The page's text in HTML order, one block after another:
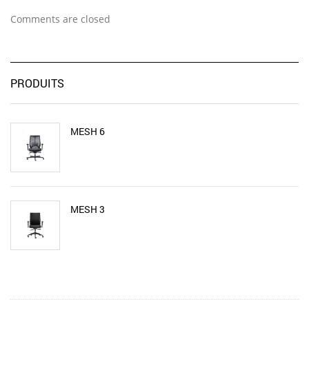
Comments are closed
PRODUITS
MESH 6
MESH 3